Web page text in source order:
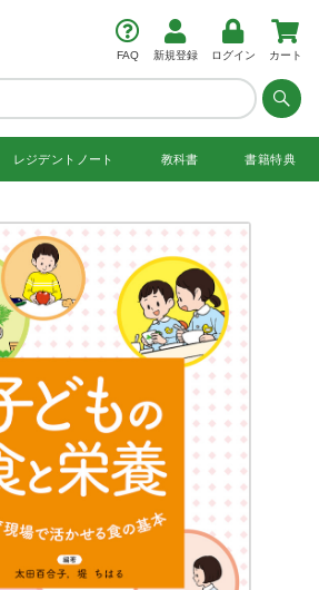
FAQ 新規登録 ログイン カート
レジデント ノート 教科書 書籍特典